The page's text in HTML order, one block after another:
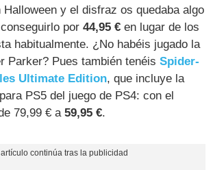
Halloween y el disfraz os quedaba algo
por44,95 € en lugar de los
habitualmente. ¿No habéis jugado la
Parker? Pues también tenéisSpider-
Ultimate Edition, que incluye la
PS5 del juego de PS4: con el
79,99 € a59,95 €.